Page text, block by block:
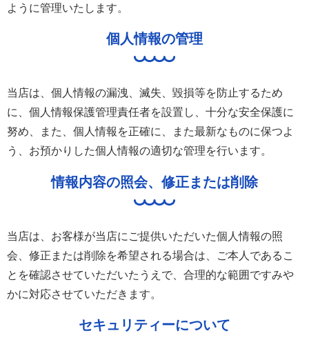
ように管理いたします。
個人情報の管理
当店は、個人情報の漏洩、滅失、毀損等を防止するため
に、個人情報保護管理責任者を設置し、十分な安全保護に
努め、また、個人情報を正確に、また最新なものに保つよ
う、お預かりした個人情報の適切な管理を行います。
情報内容の照会、修正または削除
当店は、お客様が当店にご提供いただいた個人情報の照
会、修正または削除を希望される場合は、ご本人であるこ
とを確認させていただいたうえで、合理的な範囲ですみや
かに対応させていただきます。
セキュリティーについて